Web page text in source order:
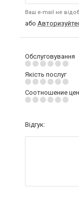
Ваш e-mail не
або
Обслуговування
Якість послуг
Соотношение
Відгук: